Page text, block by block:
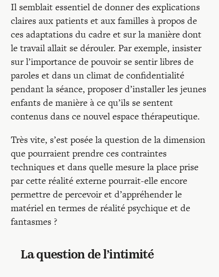
Il semblait essentiel de donner des explications
claires aux patients et aux familles à propos de
ces adaptations du cadre et sur la manière dont
le travail allait se dérouler. Par exemple, insister
sur l’importance de pouvoir se sentir libres de
paroles et dans un climat de confidentialité
pendant la séance, proposer d’installer les jeunes
enfants de manière à ce qu’ils se sentent
contenus dans ce nouvel espace thérapeutique.
Très vite, s’est posée la question de la dimension
que pourraient prendre ces contraintes
techniques et dans quelle mesure la place prise
par cette réalité externe pourrait-elle encore
permettre de percevoir et d’appréhender le
matériel en termes de réalité psychique et de
fantasmes ?
La question de l’intimité